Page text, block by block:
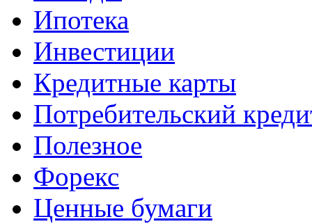
Ипотека
Инвестиции
Кредитные карты
Потребительский
Полезное
Форекс
Ценные бумаги